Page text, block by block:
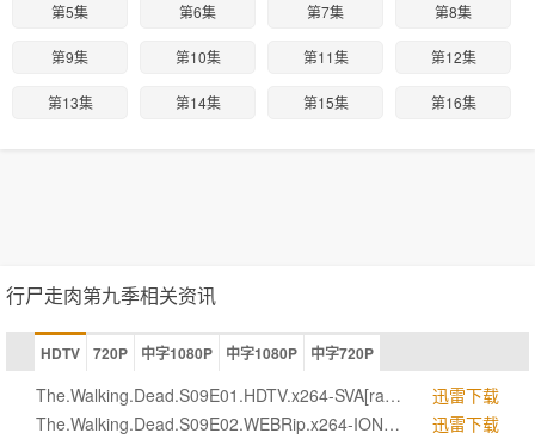
第5集 第6集 第7集 第8集
第9集 第10集 第11集 第12集
第13集 第14集 第15集 第16集
行尸走肉第九季相关资讯
HDTV 720P 中字1080P 中字1080P 中字720P
The.Walking.Dead.S09E01.HDTV.x264-SVA[rartv]
迅雷下载
The.Walking.Dead.S09E02.WEBRip.x264-ION10
迅雷下载